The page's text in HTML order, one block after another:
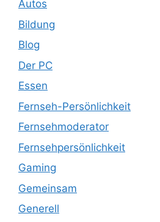
Autos
Bildung
Blog
Der PC
Essen
Fernseh-Persönlichkeit
Fernsehmoderator
Fernsehpersönlichkeit
Gaming
Gemeinsam
Generell